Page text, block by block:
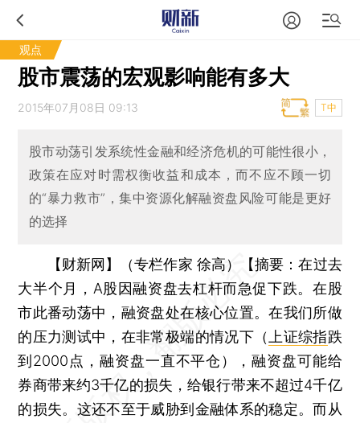
观点
股市震荡的宏观影响能有多大
2015年07月08日 09:13 T中
股市动荡引发系统性金融和经济危机的可能性很小，
政策在应对时需权衡收益和成本，而不应不顾一切
的“暴力救市”，集中资源化解融资盘风险可能是更好
的选择
【财新网】（专栏作家 徐高）
【摘要：在过去
大半个月，A股因融资盘去杠杆而急促下跌。在股
市此番动荡中，融资盘处在核心位置。在我们所做
的压力测试中，在非常极端的情况下（ 上证综指跌
到2000点，融资盘一直不平仓），融资盘可能给
券商带来约3千亿的损失，给银行带来不超过4千亿
的损失。这还不至于威胁到金融体系的稳定。而从